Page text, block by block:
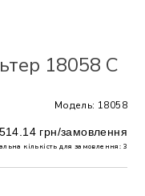
18058 С
Модель: 18058
514.14 грн/замовлення
кількість для замовлення: 3